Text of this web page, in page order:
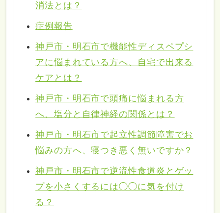
消法とは？
症例報告
神戸市・明石市で機能性ディスペプシ
アに悩まれている方へ、自宅で出来る
ケアとは？
神戸市・明石市で頭痛に悩まれる方
へ、塩分と自律神経の関係とは？
神戸市・明石市で起立性調節障害でお
悩みの方へ、寝つき悪く無いですか？
神戸市・明石市で逆流性食道炎とゲッ
プを小さくするには◯◯に気を付け
る？